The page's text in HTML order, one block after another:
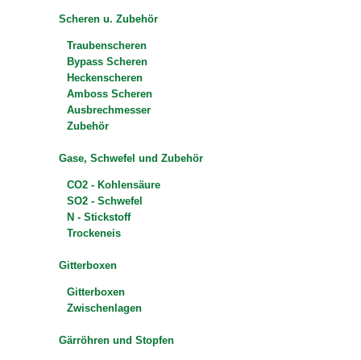
Scheren u. Zubehör
Traubenscheren
Bypass Scheren
Heckenscheren
Amboss Scheren
Ausbrechmesser
Zubehör
Gase, Schwefel und Zubehör
CO2 - Kohlensäure
SO2 - Schwefel
N - Stickstoff
Trockeneis
Gitterboxen
Gitterboxen
Zwischenlagen
Gärröhren und Stopfen